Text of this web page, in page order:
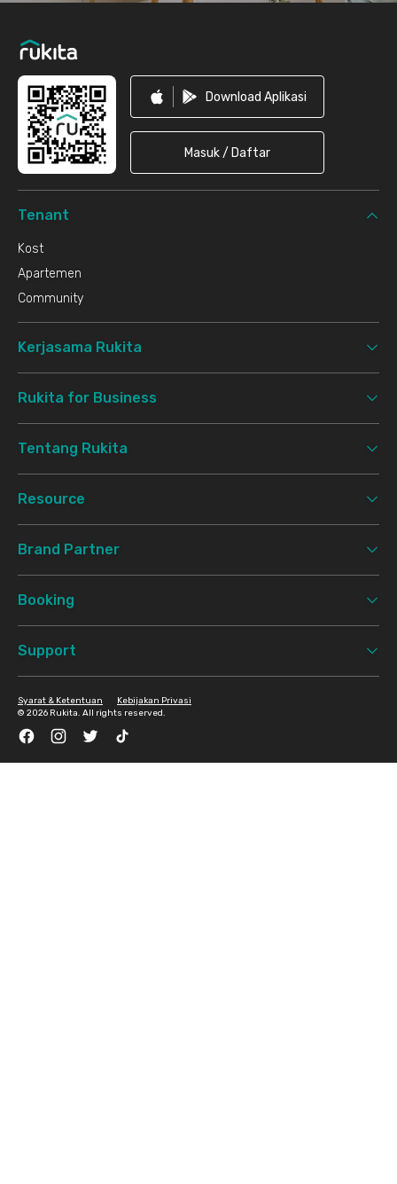
Download Aplikasi
Masuk / Daftar
Tenant
Kost
Apartemen
Community
Kerjasama Rukita
Rukita for Business
Tentang Rukita
Resource
Brand Partner
Booking
Support
© 2026 Rukita. All rights reserved.
Syarat & Ketentuan Kebijakan Privasi
FacebookInstagramTwitter TikTok